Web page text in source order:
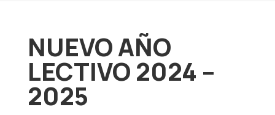
NUEVO AÑO
LECTIVO 2024 –
2025